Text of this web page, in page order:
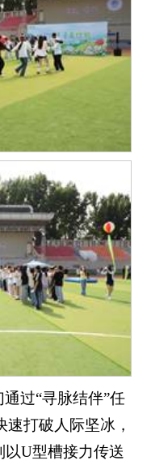
过“寻脉结伴”任
打破人际坚冰，
以U型槽接力传送